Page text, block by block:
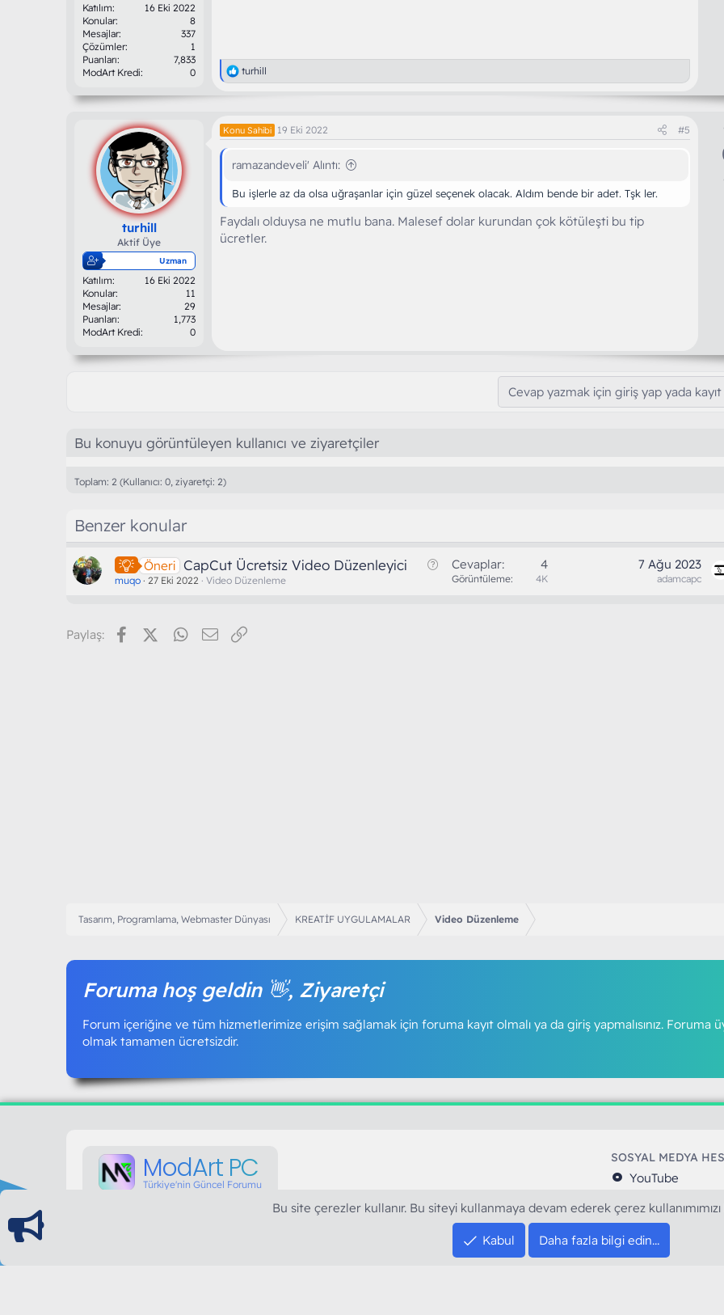
Katılım
16 Eki 2022
Konular
8
Mesajlar
337
Çözümler
1
Puanları
7,833
ModArt Kredi
0
T
e
i
l
r
:
turhill
turhill
Aktif Üye
Uzman
Katılım
16 Eki 2022
Konular
11
Mesajlar
29
Puanları
1,773
ModArt Kredi
0
Konu Sahibi 19 Eki 2022 #5
ramazandeveli' Alıntı:
Bu işlerle az da olsa uğraşanlar için güzel seçenek olacak. Aldım bende bir adet. Tşk ler.
Faydalı olduysa ne mutlu bana. Malesef dolar kurundan çok kötüleşti bu tip
ücretler.
Cevap yazmak için giriş yap yada
Bu konuyu görüntüleyen kullanıcı ve ziyaretçiler
Toplam: 2 (Kullanıcı: 0, ziyaretçi: 2)
Benzer konular
Öneri CapCut Ücretsiz Video Düzenleyici
muqo 27 Eki 2022 Video Düzenleme
Cevaplar 4
Görüntüleme 4K
7 Ağu 2023
adamcapc
Paylaş: FacebookX (Twitter)WhatsApp
E-posta
Tasarım, Programlama, Webmaster Dünyası KREATİF UYGULAMALAR Video Düzenleme
Foruma hoş geldin 👋, Ziyaretçi
Forum içeriğine ve tüm hizmetlerimize erişim sağlamak için foruma kayıt olmalı ya da giriş yapmalısınız. Foruma
olmak tamamen ücretsizdir.
ModArt PC
Türkiye'nin Güncel Forumu
Teknolojiyi Görsellikle Buluşturanların Ortak Adresi sloganı ile kurduğumuz ModArt PC 2016
yılının Aralık ayında hizmete ve yayın hayatına başladı. Ağırlıklı olarak sektörel haberler, bilim,
teknolojik içerik, bilgisayar donanımı, sosyal medya gündemi, mobil cihaz ve yazılımlar gibi
SOSYAL MEDYA
YouTube
Facebook
Twitter
Discord
Bu site çerezler kullanır. Bu siteyi kullanmaya devam ederek çerez
Kabul Daha fazla bilgi edin…